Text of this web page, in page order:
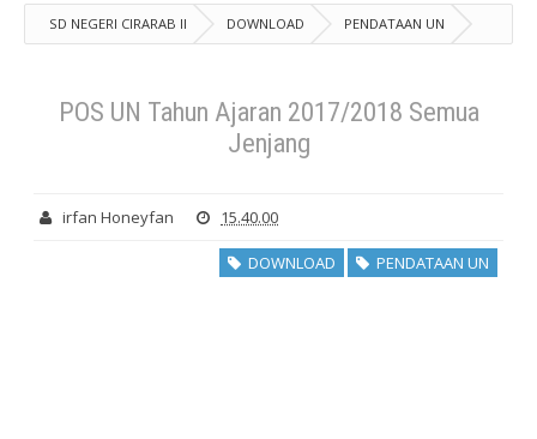
SD NEGERI CIRARAB II DOWNLOAD
PENDATAAN UN
POS UN Tahun Ajaran 2017/2018 Semua Jenjang
POS UN Tahun Ajaran 2017/2018 Semua
Jenjang
irfan Honeyfan 15.40.00
DOWNLOAD PENDATAAN UN